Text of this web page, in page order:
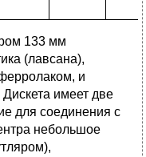
133 мм
(лавса­на),
и
имеет две
для соединения с
небольшое